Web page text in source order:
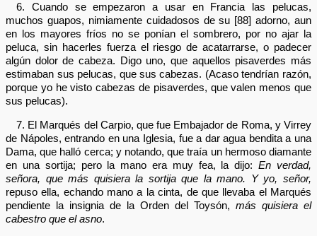
6. Cuando se empezaron a usar en Francia las pelucas,
muchos guapos, nimiamente cuidadosos de su [88] adorno, aun
en los mayores fríos no se ponían el sombrero, por no ajar la
peluca, sin hacerles fuerza el riesgo de acatarrarse, o padecer
algún dolor de cabeza. Digo uno, que aquellos pisaverdes más
estimaban sus pelucas, que sus cabezas. (Acaso tendrían razón,
porque yo he visto cabezas de pisaverdes, que valen menos que
sus pelucas).
7. El Marqués del Carpio, que fue Embajador de Roma, y Virrey
de Nápoles, entrando en una Iglesia, fue a dar agua bendita a una
Dama, que halló cerca; y notando, que traía un hermoso diamante
en una sortija; pero la mano era muy fea, la dijo:En verdad,
señora, que más quisiera la sortija que la mano. Y yo, señor,
repuso ella, echando mano a la cinta, de que llevaba el Marqués
pendiente la insignia de la Orden del Toysón, más quisiera el
cabestro que el asno.